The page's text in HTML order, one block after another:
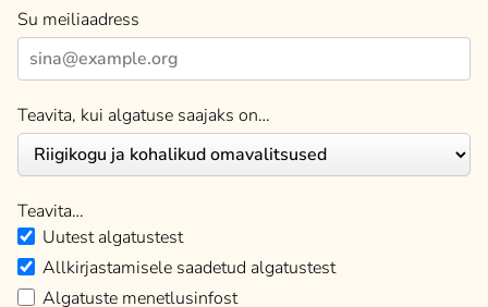
Su meiliaadress
Teavita, kui algatuse saajaks on…
Teavita…
Uutest algatustest
Allkirjastamisele saadetud algatustest
Algatuste menetlusinfost